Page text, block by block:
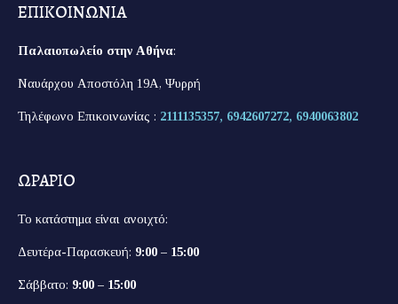
ΕΠΙΚΟΙΝΩΝΙΑ
Παλαιοπωλείο στην Αθήνα:
Ναυάρχου Αποστόλη 19Α, Ψυρρή
Τηλέφωνο Επικοινωνίας : 2111135357, 6942607272, 6940063802
ΩΡΑΡΙΟ
Το κατάστημα είναι ανοιχτό:
Δευτέρα-Παρασκευή: 9:00 – 15:00
Σάββατο: 9:00 – 15:00